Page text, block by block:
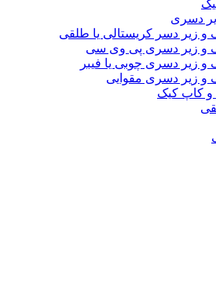
دسری
و زیر دسر کریستالی یا طلقی
و زیر دسری پی وی سی
و زیر دسری چوبی یا فیبر
و زیر دسری مقوایی
و کاپ کیک